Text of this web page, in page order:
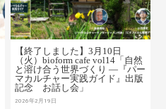
【終了しました】3月10日
（火）bioform cafe vol14「自然
と溶け合う世界づくり ―『パー
マカルチャー実践ガイド』出版
記念 お話し会」
2026年2月19日